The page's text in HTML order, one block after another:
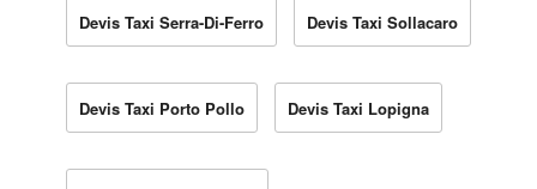
Devis Taxi Serra-Di-Ferro Devis Taxi Sollacaro
Devis Taxi Porto Pollo Devis Taxi Lopigna